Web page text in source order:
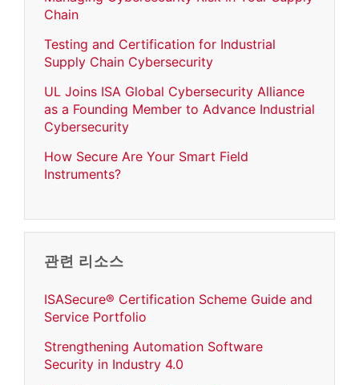
Chain
Testing and Certification for Industrial
Supply Chain Cybersecurity
UL Joins ISA Global Cybersecurity Alliance
as a Founding Member to Advance Industrial
Cybersecurity
How Secure Are Your Smart Field
Instruments?
관련 리소스
ISASecure® Certification Scheme Guide and
Service Portfolio
Strengthening Automation Software
Security in Industry 4.0